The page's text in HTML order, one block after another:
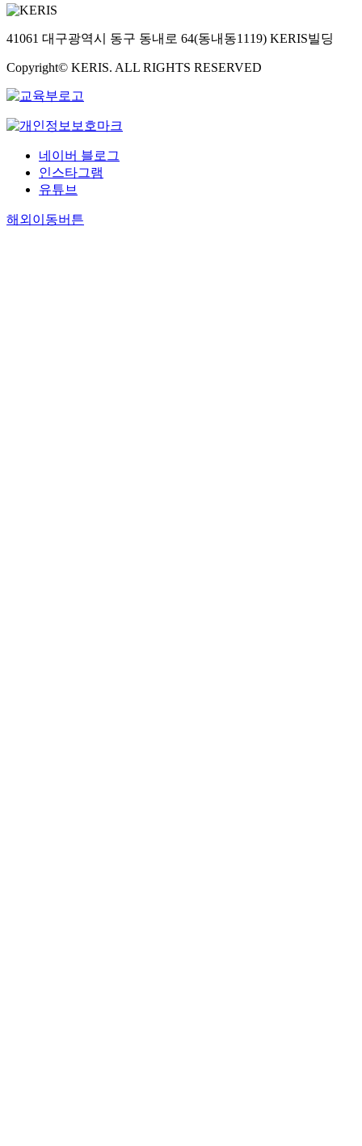
41061 대구광역시 동구 동내로 64(동내동1119) KERIS빌딩
Copyright© KERIS. ALL RIGHTS RESERVED
네이버 블로그
인스타그램
유튜브
해외이동버튼